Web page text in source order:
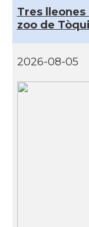
Tres lleones
zoo de
2026-08-05